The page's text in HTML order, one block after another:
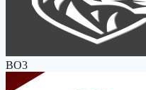
BO3